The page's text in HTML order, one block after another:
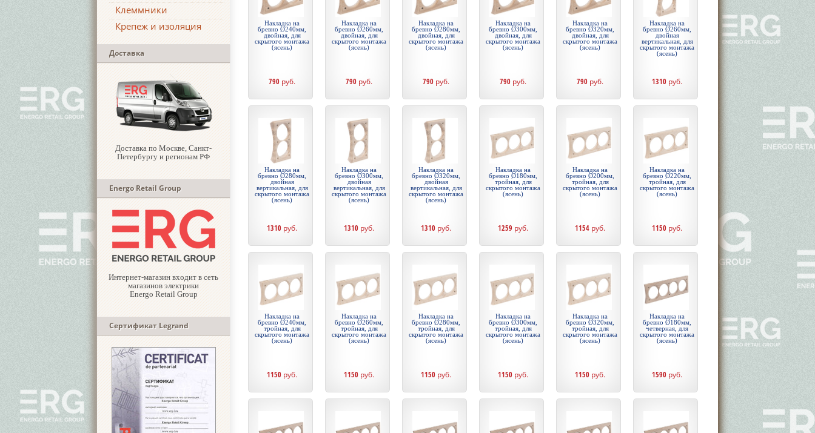
Клеммники
Крепеж и изоляция
Доставка
Доставка по Москве, Санкт-
Петербургу и регионам РФ
Energo Retail Group
Интернет-магазин входит в сеть
магазинов электрики
Energo Retail Group
Сертификат Legrand
Накладка на
бревно Ø240мм,
двойная, для
скрытого монтажа
(ясень)
790 руб.
Накладка на
бревно Ø260мм,
двойная, для
скрытого монтажа
(ясень)
790 руб.
Накладка на
бревно Ø280мм,
двойная, для
скрытого монтажа
(ясень)
790 руб.
Накладка на
бревно Ø300мм,
двойная, для
скрытого монтажа
(ясень)
790 руб.
Накладка на
бревно Ø320мм,
двойная, для
скрытого монтажа
(ясень)
790 руб.
Накладка на
бревно Ø260мм,
двойная
вертикальная, для
скрытого монтажа
(ясень)
1310 руб.
Накладка на
бревно Ø280мм,
двойная
вертикальная, для
скрытого монтажа
(ясень)
1310 руб.
Накладка на
бревно Ø300мм,
двойная
вертикальная, для
скрытого монтажа
(ясень)
1310 руб.
Накладка на
бревно Ø320мм,
двойная
вертикальная, для
скрытого монтажа
(ясень)
1310 руб.
Накладка на
бревно Ø180мм,
тройная, для
скрытого монтажа
(ясень)
1259 руб.
Накладка на
бревно Ø200мм,
тройная, для
скрытого монтажа
(ясень)
1154 руб.
Накладка на
бревно Ø220мм,
тройная, для
скрытого монтажа
(ясень)
1150 руб.
Накладка на
бревно Ø240мм,
тройная, для
скрытого монтажа
(ясень)
1150 руб.
Накладка на
бревно Ø260мм,
тройная, для
скрытого монтажа
(ясень)
1150 руб.
Накладка на
бревно Ø280мм,
тройная, для
скрытого монтажа
(ясень)
1150 руб.
Накладка на
бревно Ø300мм,
тройная, для
скрытого монтажа
(ясень)
1150 руб.
Накладка на
бревно Ø320мм,
тройная, для
скрытого монтажа
(ясень)
1150 руб.
Накладка на
бревно Ø180мм,
четверная, для
скрытого монтажа
(ясень)
1590 руб.